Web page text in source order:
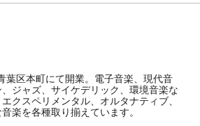
葉区本町にて開業。電子音楽、現代音
ジャズ、サイケデリック、環境音楽な
クスペリメンタル、オルタナティブ、
楽を各種取り揃えています。